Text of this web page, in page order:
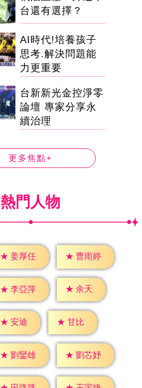
台還有選擇？
AI時代!培養孩子
思考.解決問題能
力更重要
台新新光金控淨零
論壇 專家分享永
續治理
更多焦點+
熱門人物
★ 姜厚任 ★ 曹雨婷
★ 李亞萍 ★ 余天
★ 安迪 ★ 甘比
★ 劉鑾雄 ★ 劉芯妤